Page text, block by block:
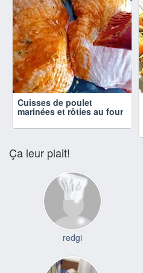
Cuisses de poulet
marinées et rôties au four
Ça leur plait!
redgi